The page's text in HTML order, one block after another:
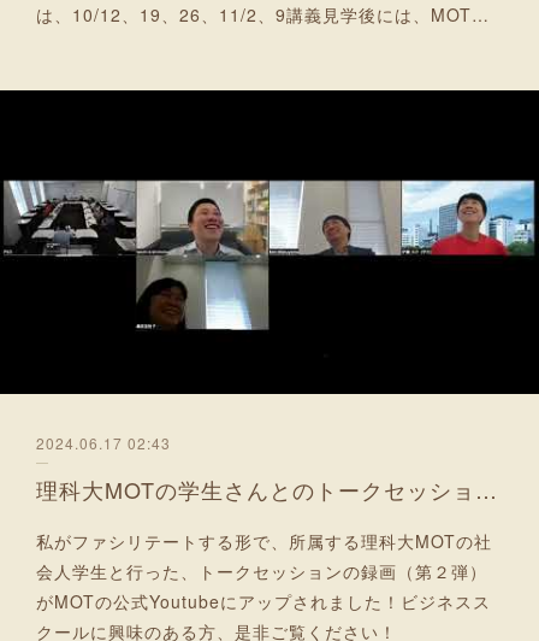
は、10/12、19、26、11/2、9講義見学後には、MOT…
2024.06.17 02:43
理科大MOTの学生さんとのトークセッション「第４弾」録画をUP！
私がファシリテートする形で、所属する理科大MOTの社
会人学生と行った、トークセッションの録画（第２弾）
がMOTの公式Youtubeにアップされました！ビジネスス
クールに興味のある方、是非ご覧ください！